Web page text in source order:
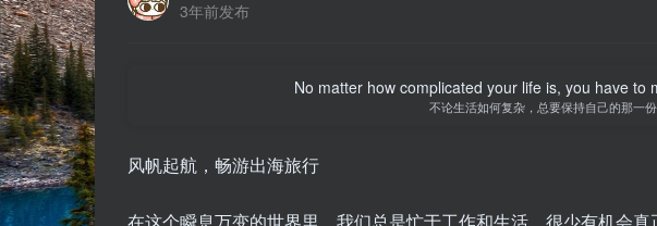
3年前发布
No matter how complicated your life is, you have to
不论生活如何复杂，总要保持自己的那一
风帆起航，畅游出海旅行